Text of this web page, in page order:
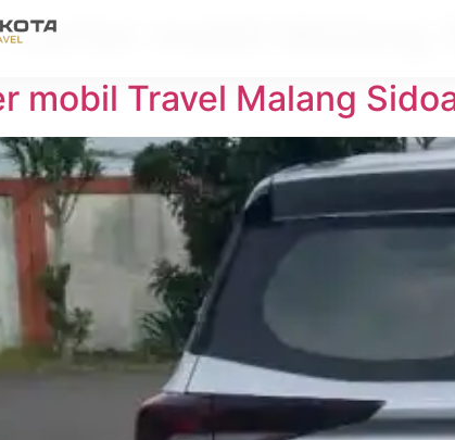
carter mobil Malang
mobil Travel Malang